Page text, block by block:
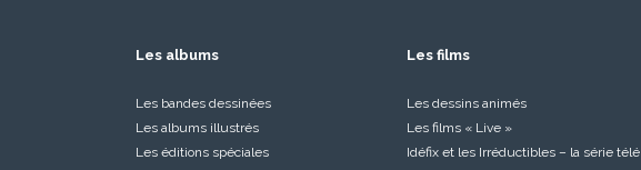
Les albums
Les bandes dessinées
Les albums illustrés
Les éditions spéciales
Les films
Les dessins animés
Les films « Live »
Idéfix et les Irréductibles – la série télé